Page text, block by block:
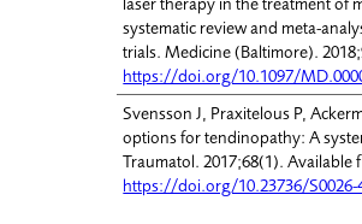
systematic review and meta-
trials. Medicine (Baltimore).
https://doi.org/10.1097/
Svensson J, Praxitelous P,
options for tendinopathy: A
Traumatol. 2017;68(1). Available
https://doi.org/10.23736/S0026-